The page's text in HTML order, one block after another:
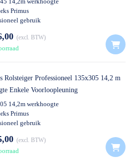
Primus
gebruik
excl. BTW
Rolsteiger Professioneel 135x305 14,2 m
Enkele Voorloopleuning
14,2m werkhoogte
Primus
gebruik
excl. BTW